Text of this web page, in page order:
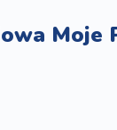
Moje